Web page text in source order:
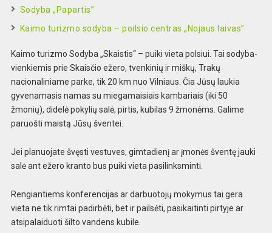
Sodyba „Papartis”
Kaimo turizmo sodyba – poilsio centras „Nojaus laivas”
Kaimo turizmo Sodyba „Skaistis“ – puiki vieta polsiui. Tai sodyba-
vienkiemis prie Skaisčio ežero, tvenkinių ir miškų, Trakų
nacionaliniame parke, tik 20 km nuo Vilniaus. Čia Jūsų laukia
gyvenamasis namas su miegamaisiais kambariais (iki 50
žmonių), didelė pokylių salė, pirtis, kubilas 9 žmonėms. Galime
paruošti maistą Jūsų šventei.
Jei planuojate švęsti vestuves, gimtadienį ar įmonės šventę jauki
salė ant ežero kranto bus puiki vieta pasilinksminti.
Rengiantiems konferencijas ar darbuotojų mokymus tai gera
vieta ne tik rimtai padirbėti, bet ir pailsėti, pasikaitinti pirtyje ar
atsipalaiduoti šilto vandens kubile.